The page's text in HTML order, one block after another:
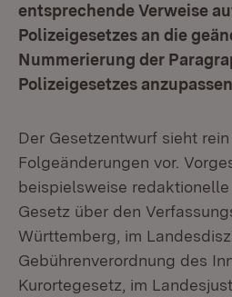
entsprechende Verweise
Polizeigesetzes an die
Nummerierung der
Polizeigesetzes
Der Gesetzentwurf sieht
Folgeänderungen vor.
beispielsweise
Gesetz über den
Württemberg, im
Gebührenverordnung des
Kurortegesetz, im